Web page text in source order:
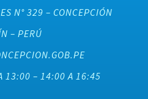
N° 329 – CONCEPCIÓN
– PERÚ
13:00 – 14:00 A 16:45